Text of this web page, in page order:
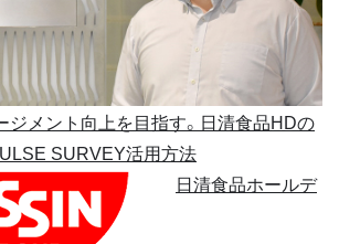
ジメント向上を目指す。日清食品HDの
SURVEY活用方法
日清食品ホールデ